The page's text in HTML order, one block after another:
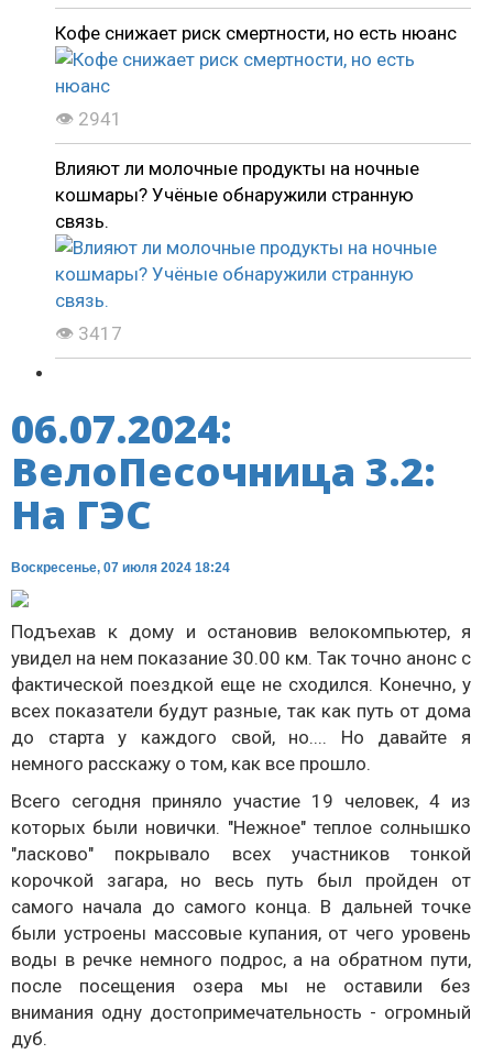
Кофе снижает риск смертности, но есть нюанс
👁 2941
Влияют ли молочные продукты на ночные
кошмары? Учёные обнаружили странную
связь.
👁 3417
06.07.2024:
ВелоПесочница 3.2:
На ГЭС
Воскресенье, 07 июля 2024 18:24
Подъехав к дому и остановив велокомпьютер, я
увидел на нем показание 30.00 км. Так точно анонс с
фактической поездкой еще не сходился. Конечно, у
всех показатели будут разные, так как путь от дома
до старта у каждого свой, но.... Но давайте я
немного расскажу о том, как все прошло.
Всего сегодня приняло участие 19 человек, 4 из
которых были новички. "Нежное" теплое солнышко
"ласково" покрывало всех участников тонкой
корочкой загара, но весь путь был пройден от
самого начала до самого конца. В дальней точке
были устроены массовые купания, от чего уровень
воды в речке немного подрос, а на обратном пути,
после посещения озера мы не оставили без
внимания одну достопримечательность - огромный
дуб.